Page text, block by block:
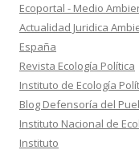
Ecoportal - Medio
Actualidad Juridica
España
Revista Ecología Política
Instituto de Ecología
Blog Defensoría del
Instituto Nacional de
Instituto